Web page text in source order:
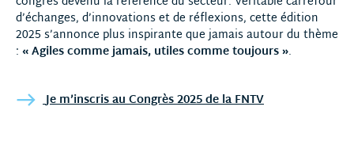
d’échanges, d’innovations et de réflexions, cette édition
2025 s’annonce plus inspirante que jamais autour du thème
: « Agiles comme jamais, utiles comme toujours ».
Je m’inscris au Congrès 2025 de la FNTV